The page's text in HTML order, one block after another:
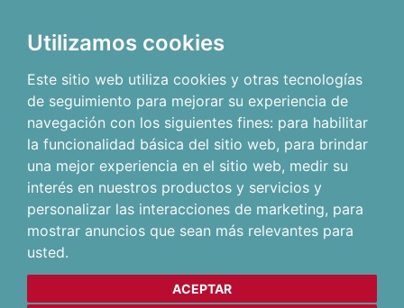
Utilizamos cookies
Este sitio web utiliza cookies y otras tecnologías
de seguimiento para mejorar su experiencia de
navegación con los siguientes fines: para habilitar
la funcionalidad básica del sitio web, para brindar
una mejor experiencia en el sitio web, medir su
interés en nuestros productos y servicios y
personalizar las interacciones de marketing, para
mostrar anuncios que sean más relevantes para
usted.
ACEPTAR